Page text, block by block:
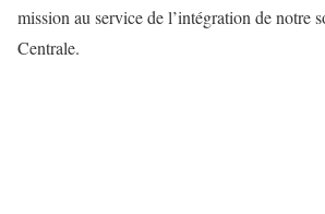
mission au service de l’intégration de notre
Centrale.